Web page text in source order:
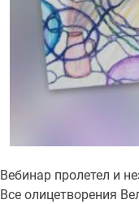
Вебинар пролетел и
Все олицетворения